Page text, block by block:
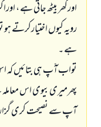
اورگھر بیٹھ جاتی ہے ،
رویہ کیوں اختیارکرتے ہو
ہے ۔
تواب آّپ ہی بتائیں کہ
پھرمیری بیوی اس
آپ سے نصیحت کری
جواب نمبر 110845 نے نکاح ٹوٹنے سے بچایا۔
امت مسلمہ کے